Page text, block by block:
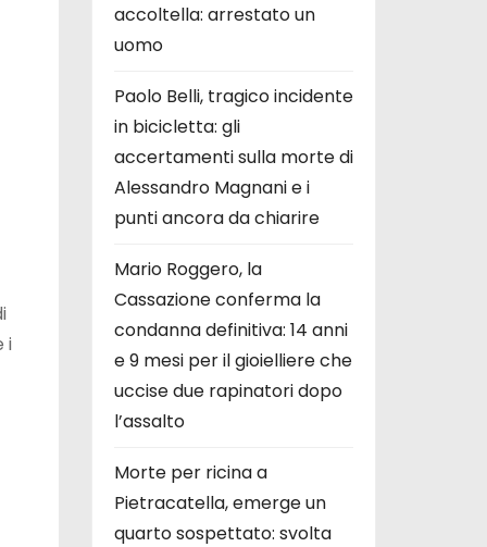
i
accoltella: arrestato un
uomo
Paolo Belli, tragico incidente
in bicicletta: gli
accertamenti sulla morte di
Alessandro Magnani e i
punti ancora da chiarire
Mario Roggero, la
Cassazione conferma la
condanna definitiva: 14 anni
e 9 mesi per il gioielliere che
uccise due rapinatori dopo
l’assalto
Morte per ricina a
Pietracatella, emerge un
quarto sospettato: svolta